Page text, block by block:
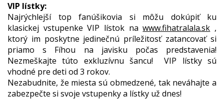
VIP lístky:
Najrýchlejší top fanúšikovia si môžu dokúpiť ku
klasickej vstupenke VIP lístok nawww.fihatralala.sk ,
ktorý im poskytne jedinečnú príležitosť zatancovať si
priamo s Fíhou na javisku počas predstavenia!
Nezmeškajte túto exkluzívnu šancu! VIP lístky sú
vhodné pre deti od 3 rokov.
Nezabudnite, že miesta sú obmedzené, tak neváhajte a
zabezpečte si svoje vstupenky a lístky už dnes!